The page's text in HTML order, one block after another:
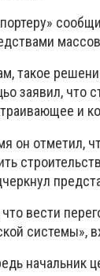
такое
заявил, что
и
он отметил,
вести
системы»,
начальник